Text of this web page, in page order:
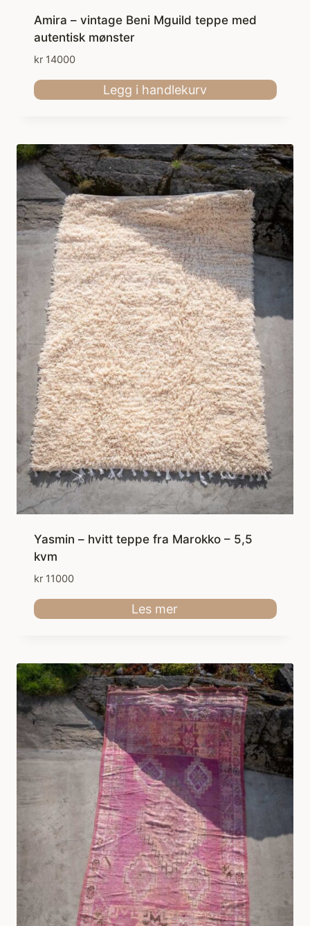
Amira – vintage Beni Mguild teppe med
autentisk mønster
kr14000
Legg i handlekurv
Yasmin – hvitt teppe fra Marokko – 5,5
kvm
kr11000
Les mer